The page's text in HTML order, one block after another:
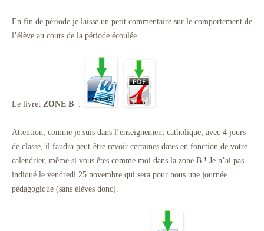
En fin de période je laisse un petit commentaire sur le comportement de
l’élève au cours de la période écoulée.
Le livret ZONE B :
Attention, comme je suis dans l’enseignement catholique, avec 4 jours
de classe, il faudra peut-être revoir certaines dates en fonction de votre
calendrier, même si vous êtes comme moi dans la zone B ! Je n’ai pas
indiqué le vendredi 25 novembre qui sera pour nous une journée
pédagogique (sans élèves donc).